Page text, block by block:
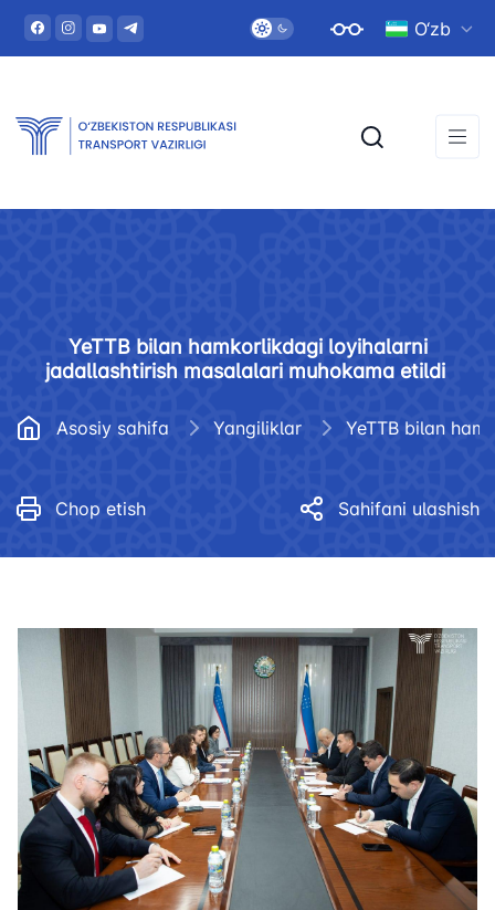
O‘zb
YeTTB bilan hamkorlikdagi loyihalarni
jadallashtirish masalalari muhokama etildi
Asosiy sahifa Yangiliklar
Chop etish Sahifani ulashish